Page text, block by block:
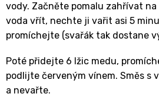
vody. Začněte pomalu zahřívat
voda vřít, nechte ji vařit asi 5
promíchejte (svařák tak dostane
Poté přidejte 6 lžic medu,
podlijte červeným vínem. Směs s
a nevařte.